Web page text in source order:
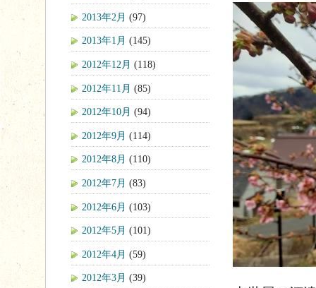
2013年2月 (97)
2013年1月 (145)
2012年12月 (118)
2012年11月 (85)
2012年10月 (94)
2012年9月 (114)
2012年8月 (110)
2012年7月 (83)
2012年6月 (103)
2012年5月 (101)
2012年4月 (59)
2012年3月 (39)